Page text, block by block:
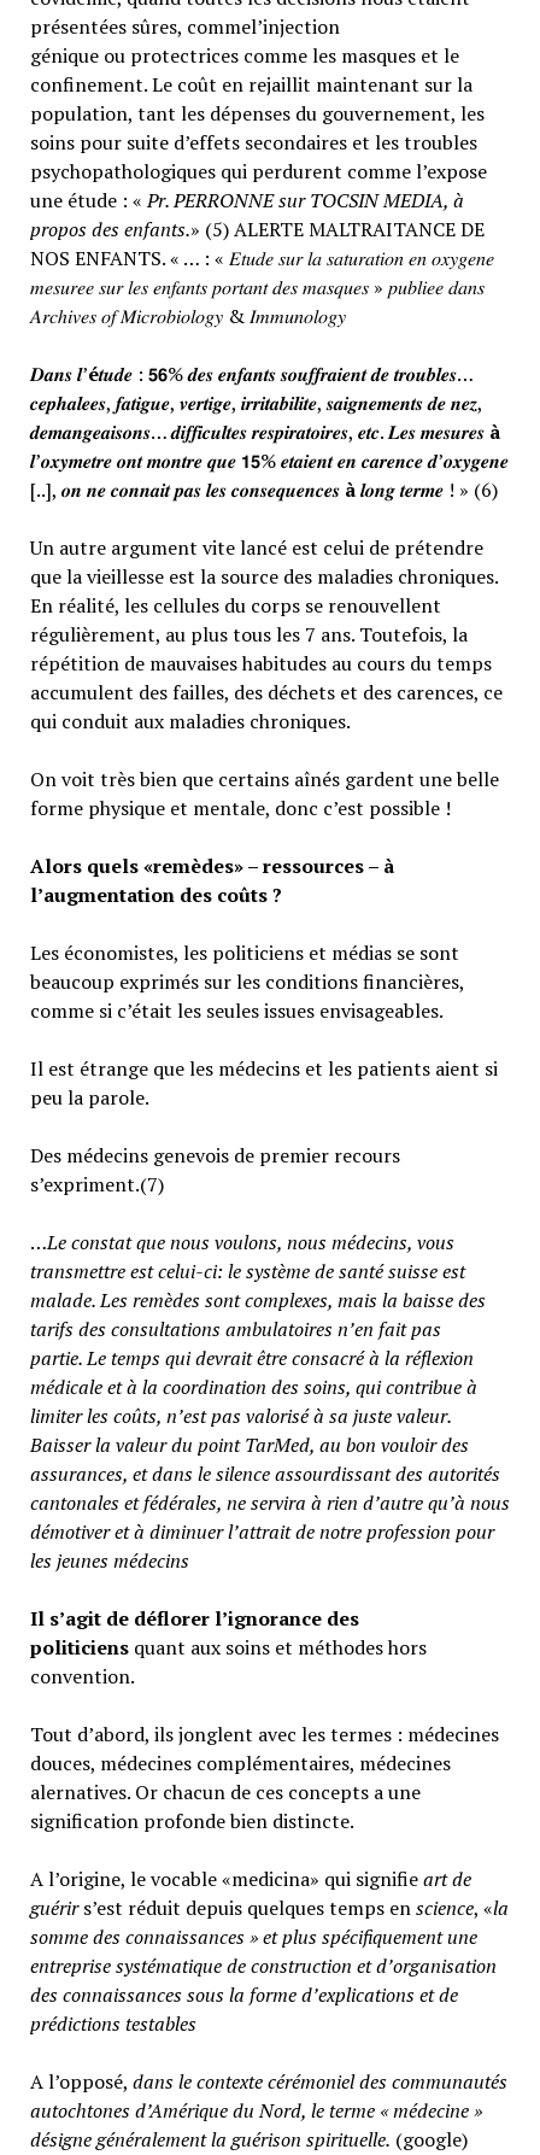
présentées sûres, commel’injection
génique ou protectrices comme les masques et le
confinement. Le coût en rejaillit maintenant sur la
population, tant les dépenses du gouvernement, les
soins pour suite d’effets secondaires et les troubles
psychopathologiques qui perdurent comme l’expose
une étude : «Pr. PERRONNE sur TOCSIN MEDIA, à
propos des enfants.» (5) ALERTE MALTRAITANCE DE
NOS ENFANTS. « … : « 𝐸𝑡𝑢𝑑𝑒 𝑠𝑢𝑟 𝑙𝑎 𝑠𝑎𝑡𝑢𝑟𝑎𝑡𝑖𝑜𝑛 𝑒𝑛 𝑜𝑥𝑦𝑔𝑒𝑛𝑒
𝑚𝑒𝑠𝑢𝑟𝑒𝑒 𝑠𝑢𝑟 𝑙𝑒𝑠 𝑒𝑛𝑓𝑎𝑛𝑡𝑠 𝑝𝑜𝑟𝑡𝑎𝑛𝑡 𝑑𝑒𝑠 𝑚𝑎𝑠𝑞𝑢𝑒𝑠 » 𝑝𝑢𝑏𝑙𝑖𝑒𝑒 𝑑𝑎𝑛𝑠
𝐴𝑟𝑐ℎ𝑖𝑣𝑒𝑠 𝑜𝑓 𝑀𝑖𝑐𝑟𝑜𝑏𝑖𝑜𝑙𝑜𝑔𝑦 & 𝐼𝑚𝑚𝑢𝑛𝑜𝑙𝑜𝑔𝑦
𝑫𝒂𝒏𝒔 𝒍’é𝒕𝒖𝒅𝒆 : 𝟱𝟲% 𝒅𝒆𝒔 𝒆𝒏𝒇𝒂𝒏𝒕𝒔 𝒔𝒐𝒖𝒇𝒇𝒓𝒂𝒊𝒆𝒏𝒕 𝒅𝒆 𝒕𝒓𝒐𝒖𝒃𝒍𝒆𝒔…
𝒄𝒆𝒑𝒉𝒂𝒍𝒆𝒆𝒔, 𝒇𝒂𝒕𝒊𝒈𝒖𝒆, 𝒗𝒆𝒓𝒕𝒊𝒈𝒆, 𝒊𝒓𝒓𝒊𝒕𝒂𝒃𝒊𝒍𝒊𝒕𝒆, 𝒔𝒂𝒊𝒈𝒏𝒆𝒎𝒆𝒏𝒕𝒔 𝒅𝒆 𝒏𝒆𝒛,
𝒅𝒆𝒎𝒂𝒏𝒈𝒆𝒂𝒊𝒔𝒐𝒏𝒔… 𝒅𝒊𝒇𝒇𝒊𝒄𝒖𝒍𝒕𝒆𝒔 𝒓𝒆𝒔𝒑𝒊𝒓𝒂𝒕𝒐𝒊𝒓𝒆𝒔, 𝒆𝒕𝒄. 𝑳𝒆𝒔 𝒎𝒆𝒔𝒖𝒓𝒆𝒔 à
𝒍’𝒐𝒙𝒚𝒎𝒆𝒕𝒓𝒆 𝒐𝒏𝒕 𝒎𝒐𝒏𝒕𝒓𝒆 𝒒𝒖𝒆 𝟭𝟱% 𝒆𝒕𝒂𝒊𝒆𝒏𝒕 𝒆𝒏 𝒄𝒂𝒓𝒆𝒏𝒄𝒆 𝒅’𝒐𝒙𝒚𝒈𝒆𝒏𝒆
[..], 𝒐𝒏 𝒏𝒆 𝒄𝒐𝒏𝒏𝒂𝒊𝒕 𝒑𝒂𝒔 𝒍𝒆𝒔 𝒄𝒐𝒏𝒔𝒆𝒒𝒖𝒆𝒏𝒄𝒆𝒔 à𝒍𝒐𝒏𝒈 𝒕𝒆𝒓𝒎𝒆 ! » (6)
Un autre argument vite lancé est celui de prétendre
que la vieillesse est la source des maladies chroniques.
En réalité, les cellules du corps se renouvellent
régulièrement, au plus tous les 7 ans. Toutefois, la
répétition de mauvaises habitudes au cours du temps
accumulent des failles, des déchets et des carences, ce
qui conduit aux maladies chroniques.
On voit très bien que certains aînés gardent une belle
forme physique et mentale, donc c’est possible !
Alors quels «remèdes» – ressources – à
l’augmentation des coûts ?
Les économistes, les politiciens et médias se sont
beaucoup exprimés sur les conditions financières,
comme si c’était les seules issues envisageables.
Il est étrange que les médecins et les patients aient si
peu la parole.
Des médecins genevois de premier recours
s’expriment.(7)
…Le constat que nous voulons, nous médecins, vous
transmettre est celui-ci: le système de santé suisse est
malade. Les remèdes sont complexes, mais la baisse des
tarifs des consultations ambulatoires n’en fait pas
partie.Le temps qui devrait être consacré à la réflexion
médicale et à la coordination des soins, qui contribue à
limiter les coûts, n’est pas valorisé à sa juste valeur.
Baisser la valeur du point TarMed, au bon vouloir des
assurances, et dans le silence assourdissant des autorités
cantonales et fédérales, ne servira à rien d’autre qu’à nous
démotiver et à diminuer l’attrait de notre profession pour
les jeunes médecins
Il s’agit de déflorer l’ignorance des
politiciensquant aux soins et méthodes hors
convention.
Tout d’abord, ils jonglent avec les termes : médecines
douces, médecines complémentaires, médecines
alernatives. Or chacun de ces concepts a une
signification profonde bien distincte.
A l’origine, le vocable «medicina» qui signifieart de
guérirs’est réduit depuis quelques temps enscience, «la
somme des connaissances » et plus spécifiquement une
entreprise systématique de construction et d’organisation
des connaissances sous la forme d’explications et de
prédictions testables
A l’opposé, dans le contexte cérémoniel des communautés
autochtones d’Amérique du Nord, le terme « médecine »
désigne généralementla guérison spirituelle. (google)